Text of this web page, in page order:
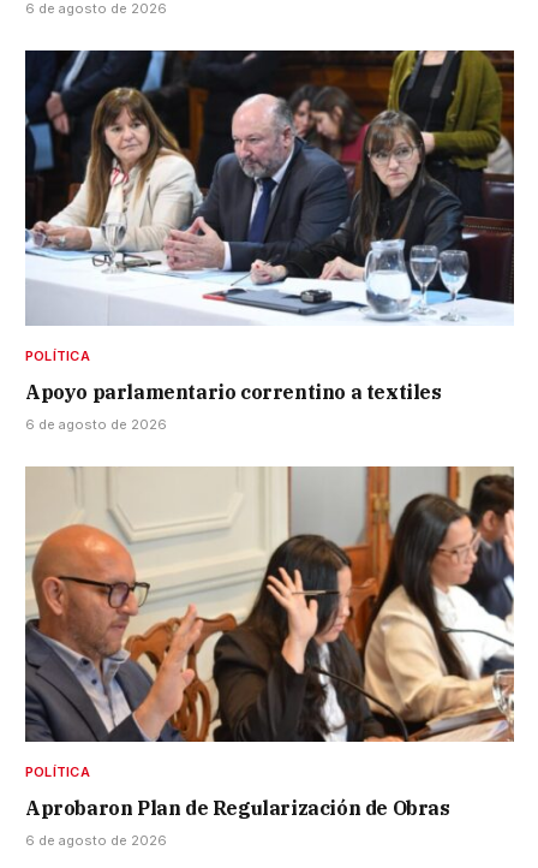
6 de agosto de 2026
POLÍTICA
Apoyo parlamentario correntino a textiles
6 de agosto de 2026
POLÍTICA
Aprobaron Plan de Regularización de Obras
6 de agosto de 2026